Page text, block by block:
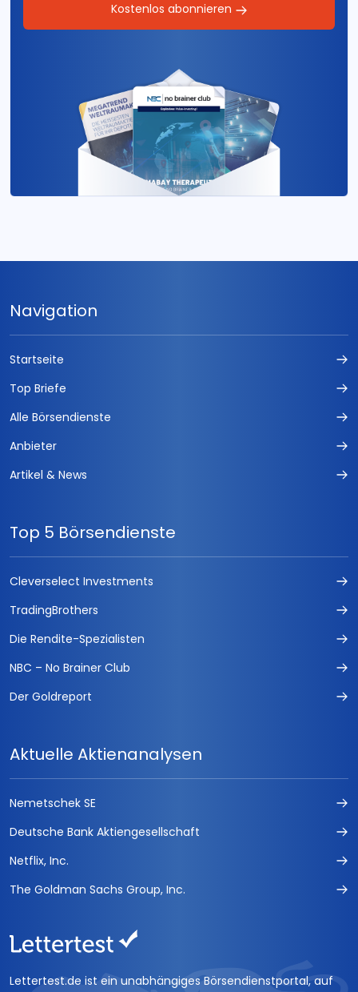
Kostenlos abonnieren
Navigation
Startseite
Top Briefe
Alle Börsendienste
Anbieter
Artikel & News
Top 5 Börsendienste
Cleverselect Investments
TradingBrothers
Die Rendite-Spezialisten
NBC – No Brainer Club
Der Goldreport
Aktuelle Aktienanalysen
Nemetschek SE
Deutsche Bank Aktiengesellschaft
Netflix, Inc.
The Goldman Sachs Group, Inc.
Lettertest.de ist ein unabhängiges Börsendienstportal, auf